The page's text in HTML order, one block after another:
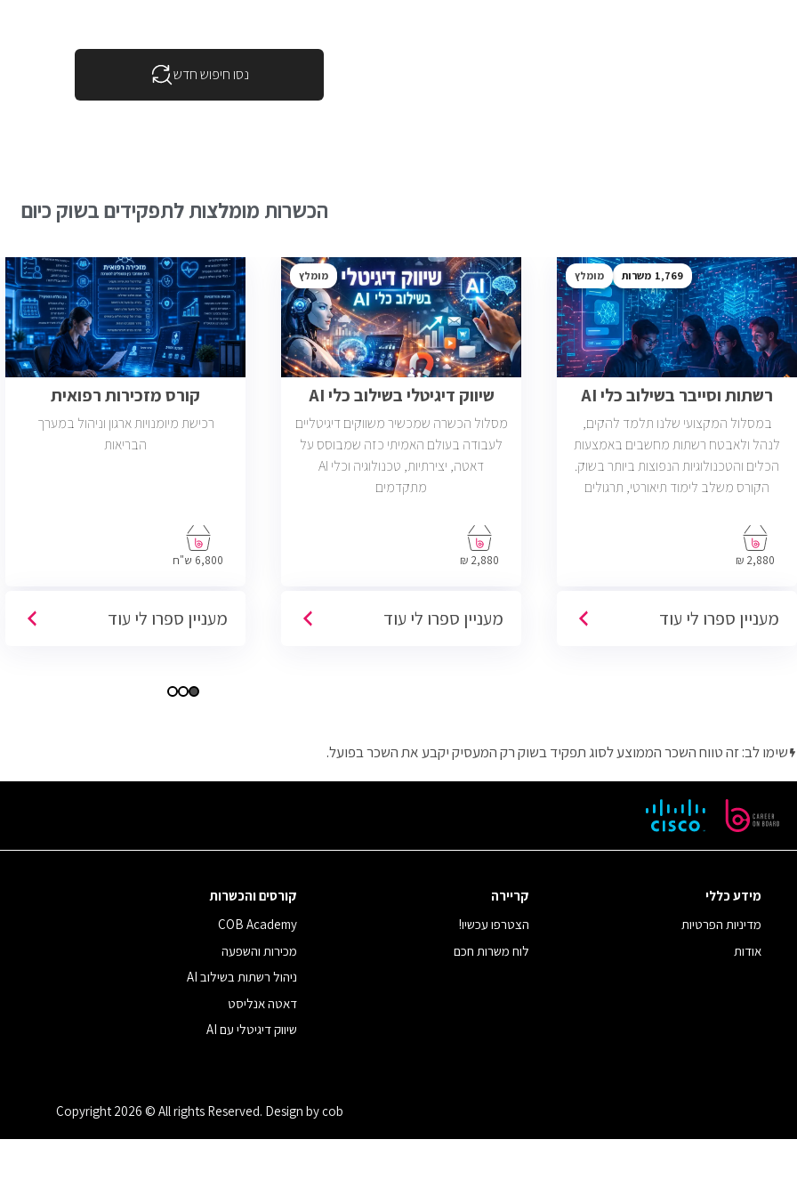
נסו חיפוש חדש
הכשרות מומלצות לתפקידים בשוק כיום
1,769 מומלץ
רשתות וסייבר בשילוב כלי AI
במסלול המקצועי שלנו תלמד להקים,
לנהל ולאבטח רשתות מחשבים באמצעות
הכלים והטכנולוגיות הנפוצות ביותר בשוק.
הקורס משלב לימוד תיאורטי, תרגולים
שתוכל להתחיל לעבוד במשרות בתחום ה-
IT, Helpdesk, System, Network ו-Cyber.
2,880 ₪
מעניין ספרו לי עוד
מומלץ
שיווק דיגיטלי בשילוב כלי AI
מסלול הכשרה שמכשיר משווקים דיגיטליים
לעבודה בעולם האמיתי כזה שמבוסס על
דאטה, יצירתיות, טכנולוגיה וכלי AI
מתקדמים
2,880 ₪
מעניין ספרו לי עוד
קורס מזכירות רפואית
רכישת מיומנויות ארגון וניהול במערך
הבריאות
6,800 ש"ח
מעניין ספרו לי עוד
שימו לב: זה טווח השכר הממוצע לסוג תפקיד בשוק רק המעסיק יקבע את השכר בפועל.
מידע כללי
מדיניות הפרטיות
אודות
קריירה
הצטרפו עכשיו!
לוח משרות חכם
קורסים והכשרות
COB Academy
מכירות והשפעה
ניהול רשתות בשילוב AI
דאטה אנליסט
שיווק דיגיטלי עם AI
Copyright 2026 © All rights Reserved. Design by cob